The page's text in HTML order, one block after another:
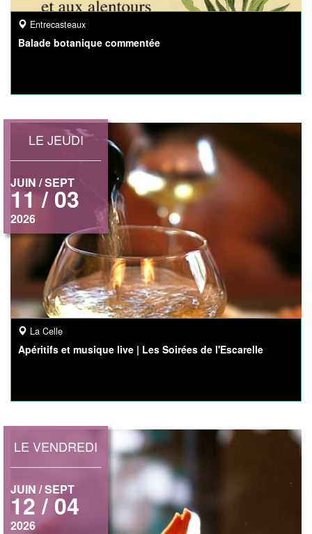
Entrecasteaux
Balade botanique commentée
LE JEUDI
JUIN / SEPT
11 / 03
2026
La Celle
Apéritifs et musique live | Les Soirées de l'Escarelle
LE VENDREDI
JUIN / SEPT
12 / 04
2026